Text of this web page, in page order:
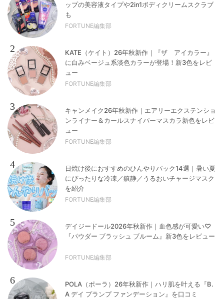
ップの美容液タイプや2in1ボディクリームスクラブ
も
FORTUNE編集部
2
KATE（ケイト）26年秋新作｜『ザ アイカラー』
に白みベージュ系淡色カラーが登場！新3色をレビ
ュー
FORTUNE編集部
3
キャンメイク26年秋新作｜エアリーエクステンショ
ンライナー＆カールスナイパーマスカラ新色をレビ
ュー
FORTUNE編集部
4
日焼け後におすすめのひんやりパック14選｜暑い夏
にぴったりな冷凍／鎮静／うるおいチャージマスク
を紹介
FORTUNE編集部
5
デイジードール2026年秋新作｜血色感が可愛い♡
『パウダー ブラッシュ ブルーム』新3色をレビュー
FORTUNE編集部
6
POLA（ポーラ）26年秋新作｜ハリ肌を叶える『B.
A デイ プランプ ファンデーション』を口コミ